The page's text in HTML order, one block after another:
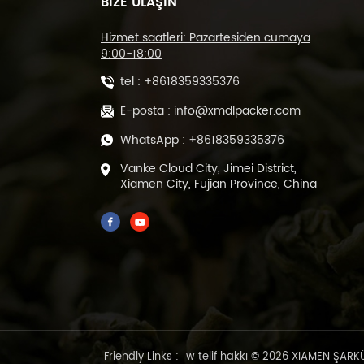
Paketleme Makinesi
DL-450L&DL-BSB-
Otomatik POF Film
Isıyla kesme ve
yapıştırma Makinesi
DL-450L
500 gram Hazır Yeşil
Gevşek Yaprak Çay
Dolum Mühür
Hizmet saatleri: Pazartesiden cumaya
9:00-18:00
tel : +8618359335376
E-posta : info@xmdlpacker.com
WhatsApp : +8618359335376
Vanke Cloud City, Jimei District,
Xiamen City, Fujian Province, China
Friendly Links : w telif hakkı © 2026 XIAMEN